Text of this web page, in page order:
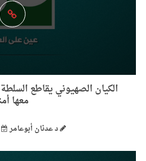
الكيان الصهيوني يقاطع
معها
د عدنان أبوعامر